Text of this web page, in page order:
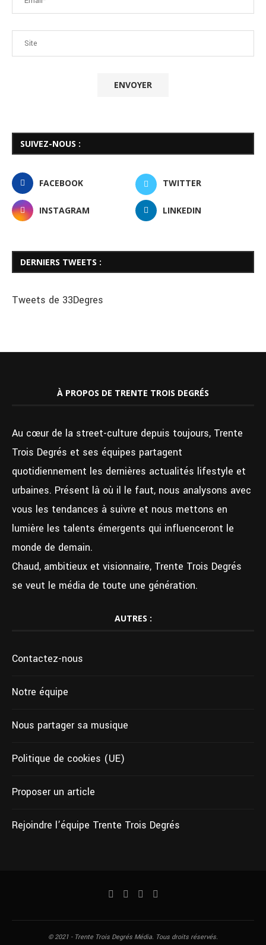
SUIVEZ-NOUS :
FACEBOOK TWITTER
INSTAGRAM LINKEDIN
DERNIERS TWEETS :
Tweets de 33Degres
À PROPOS DE TRENTE TROIS DEGRÉS
Au cœur de la street-culture depuis toujours, Trente
Trois Degrés et ses équipes partagent
quotidiennement les dernières actualités lifestyle et
urbaines. Présent là où il le faut, nous analysons avec
vous les tendances à suivre et nous mettons en
lumière les talents émergents qui influenceront le
monde de demain.
Chaud, ambitieux et visionnaire, Trente Trois Degrés
se veut le média de toute une génération.
AUTRES :
Contactez-nous
Notre équipe
Nous partager sa musique
Politique de cookies (UE)
Proposer un article
Rejoindre l’équipe Trente Trois Degrés
© 2021 - Trente Trois Degrés Média. Tous droits réservés.